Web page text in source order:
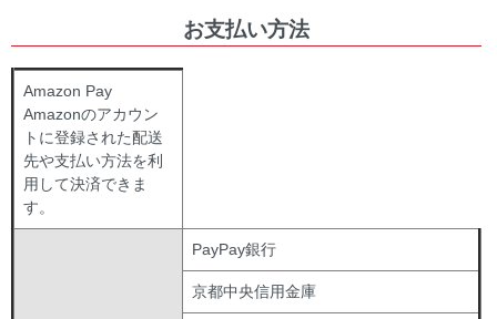
お支払い方法
Amazon Pay
Amazonのアカウン
トに登録された配送
先や支払い方法を利
用して決済できま
す。
PayPay銀行
京都中央信用金庫